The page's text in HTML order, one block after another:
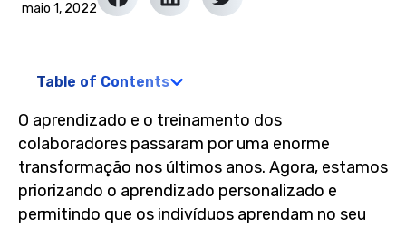
maio 1, 2022
Table of Contents
O aprendizado e o treinamento dos
colaboradores passaram por uma enorme
transformação nos últimos anos. Agora, estamos
priorizando o aprendizado personalizado e
permitindo que os indivíduos aprendam no seu